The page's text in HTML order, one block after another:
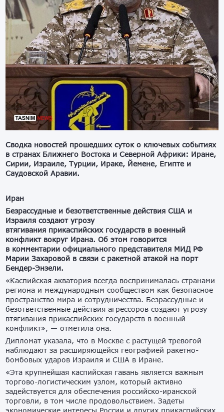
Сводка новостей прошедших суток о ключевых событиях
в странах Ближнего Востока и Северной Африки: Иране,
Сирии, Израиле, Турции, Ираке, Йемене, Египте и
Саудовской Аравии.
Иран
Безрассудные и безответственные действия США и
Израиля создают угрозу
втягивания прикаспийских государств в военный
конфликт вокруг Ирана. Об этом говорится
в комментарии официального представителя МИД РФ
Марии Захаровой в связи с ракетной атакой на порт
Бендер-Энзели.
«Каспийская акватория всегда воспринималась странами
региона и международным сообществом как безопасное
пространство мира и сотрудничества. Безрассудные и
безответственные действия агрессоров создают угрозу
втягивания прикаспийских государств в военный
конфликт», — отметила она.
Дипломат указала, что в Москве с растущей тревогой
наблюдают за расширяющейся географией ракетно-
бомбовых ударов Израиля и США в Иране.
«Эта крупнейшая каспийская гавань является важным
торгово-логистическим узлом, который активно
задействуется для обеспечения российско-иранской
торговли, в том числе продовольствием. Задеты
экономические интересы России и других прикаспийских